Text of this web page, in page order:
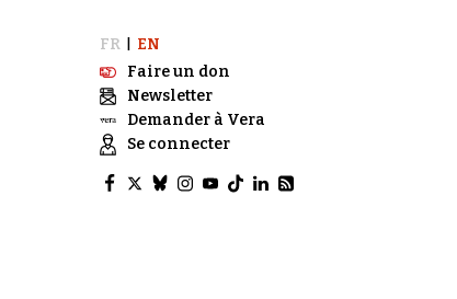
FR
EN
Faire un don
Newsletter
Demander à Vera
Se connecter